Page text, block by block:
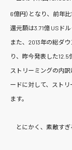
6億円）となり、前年
還元額は3.71億 USド
また、2013年の総ダ
り、昨今発表した
ストリーミングの内
ードに対して、スト
ます。
とにかく、素敵すぎ